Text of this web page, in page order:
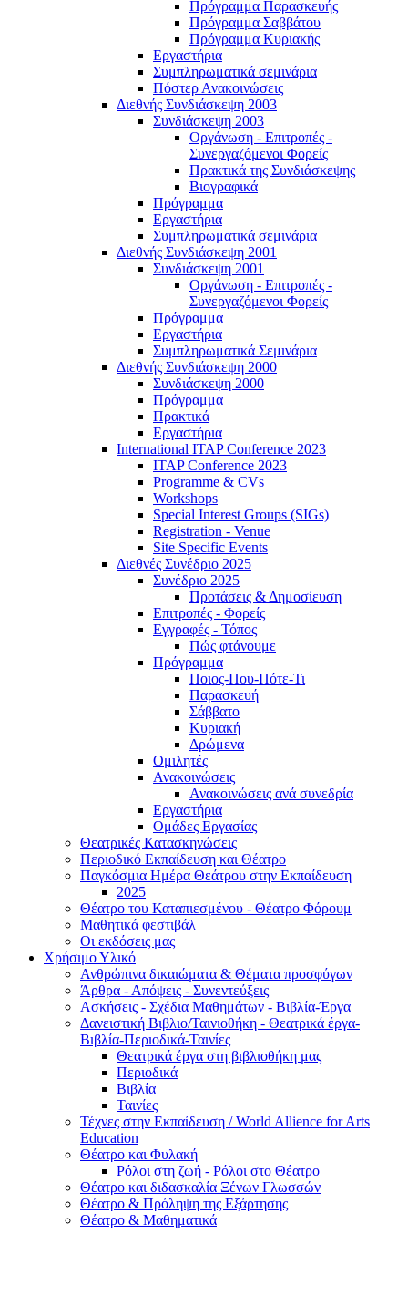
Πρόγραμμα Παρασκευής
Πρόγραμμα Σαββάτου
Πρόγραμμα Κυριακής
Εργαστήρια
Συμπληρωματικά σεμινάρια
Πόστερ Ανακοινώσεις
Διεθνής Συνδιάσκεψη 2003
Συνδιάσκεψη 2003
Οργάνωση - Επιτροπές -
Συνεργαζόμενοι Φορείς
Πρακτικά της Συνδιάσκεψης
Βιογραφικά
Πρόγραμμα
Εργαστήρια
Συμπληρωματικά σεμινάρια
Διεθνής Συνδιάσκεψη 2001
Συνδιάσκεψη 2001
Οργάνωση - Επιτροπές -
Συνεργαζόμενοι Φορείς
Πρόγραμμα
Εργαστήρια
Συμπληρωματικά Σεμινάρια
Διεθνής Συνδιάσκεψη 2000
Συνδιάσκεψη 2000
Πρόγραμμα
Πρακτικά
Εργαστήρια
International ITAP Conference 2023
ITAP Conference 2023
Programme & CVs
Workshops
Special Interest Groups (SIGs)
Registration - Venue
Site Specific Events
Διεθνές Συνέδριο 2025
Συνέδριο 2025
Προτάσεις & Δημοσίευση
Επιτροπές - Φορείς
Εγγραφές - Τόπος
Πώς φτάνουμε
Πρόγραμμα
Ποιος-Που-Πότε-Τι
Παρασκευή
Σάββατο
Κυριακή
Δρώμενα
Ομιλητές
Ανακοινώσεις
Ανακοινώσεις ανά συνεδρία
Εργαστήρια
Ομάδες Εργασίας
Θεατρικές Κατασκηνώσεις
Περιοδικό Εκπαίδευση και Θέατρο
Παγκόσμια Ημέρα Θεάτρου στην Εκπαίδευση
2025
Θέατρο του Καταπιεσμένου - Θέατρο Φόρουμ
Μαθητικά φεστιβάλ
Οι εκδόσεις μας
Χρήσιμο Υλικό
Ανθρώπινα δικαιώματα & Θέματα προσφύγων
Άρθρα - Απόψεις - Συνεντεύξεις
Ασκήσεις - Σχέδια Μαθημάτων - Βιβλία-Έργα
Δανειστική Βιβλιο/Ταινιοθήκη - Θεατρικά έργα-
Βιβλία-Περιοδικά-Ταινίες
Θεατρικά έργα στη βιβλιοθήκη μας
Περιοδικά
Βιβλία
Ταινίες
Τέχνες στην Εκπαίδευση / World Allience for Arts
Education
Θέατρο και Φυλακή
Ρόλοι στη ζωή - Ρόλοι στο Θέατρο
Θέατρο και διδασκαλία Ξένων Γλωσσών
Θέατρο & Πρόληψη της Εξάρτησης
Θέατρο & Μαθηματικά